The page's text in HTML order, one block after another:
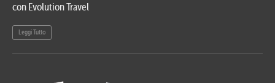
con Evolution Travel
Leggi Tutto